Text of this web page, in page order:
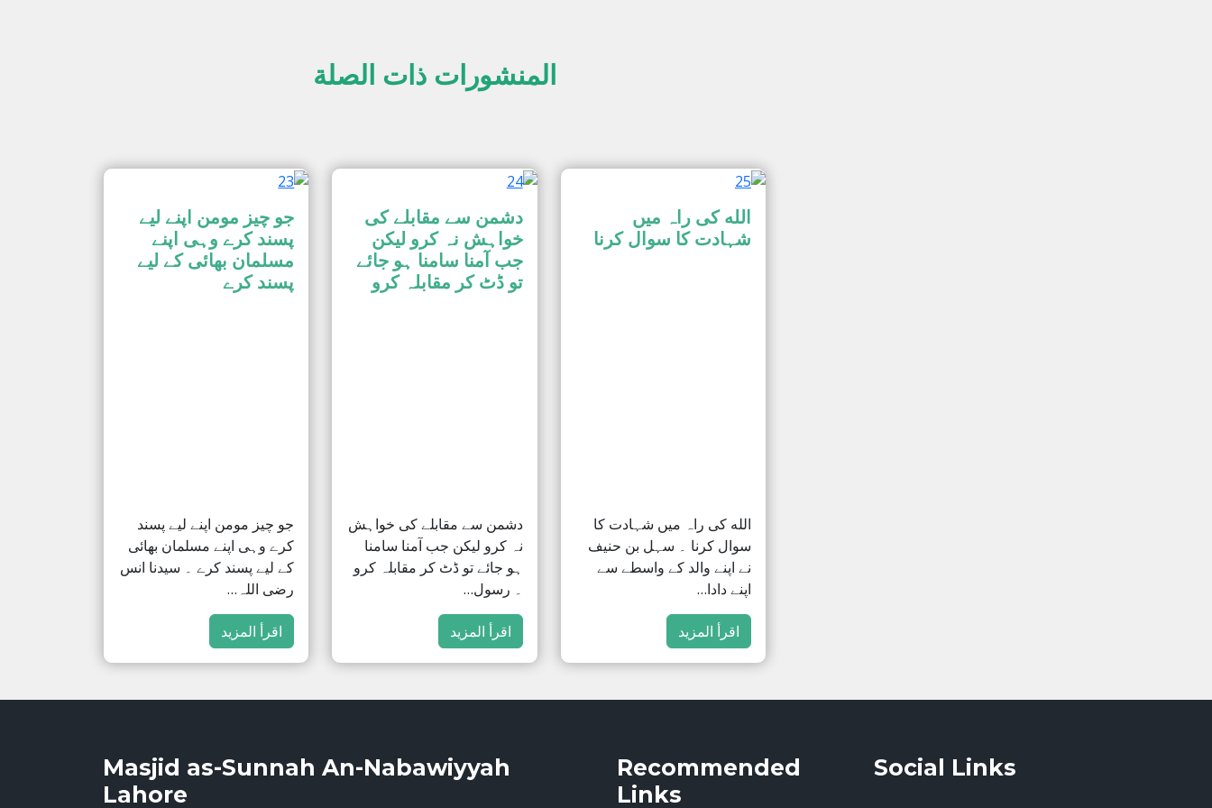
المنشورات ذات الصلة
الله کی راہ میں
شہادت کا سوال کرنا
الله کی راہ میں شہادت کا
سوال کرنا ۔ سہل بن حنیف
نے اپنے والد کے واسطے سے
اپنے دادا…
اقرأ المزيد
دشمن سے مقابلے کی
خواہش نہ کرو لیکن
جب آمنا سامنا ہو جائے
تو ڈٹ کر مقابلہ کرو
دشمن سے مقابلے کی خواہش
نہ کرو لیکن جب آمنا سامنا
ہو جائے تو ڈٹ کر مقابلہ کرو
۔ رسول…
اقرأ المزيد
جو چیز مومن اپنے لیے
پسند کرے وہی اپنے
مسلمان بھائی کے لیے
پسند کرے
جو چیز مومن اپنے لیے پسند
کرے وہی اپنے مسلمان بھائی
کے لیے پسند کرے ۔ سیدنا انس
رضی اللہ…
اقرأ المزيد
Masjid as-Sunnah An-Nabawiyyah
Lahore
Recommended
Links
Social Links